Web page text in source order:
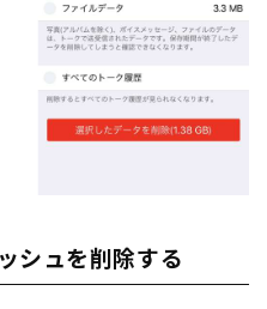
シュを削除する